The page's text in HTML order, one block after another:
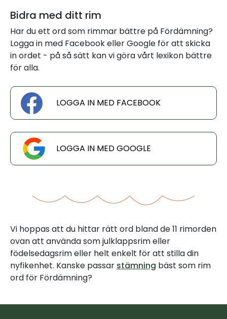
Bidra med ditt rim
Har du ett ord som rimmar bättre på Fördämning?
Logga in med Facebook eller Google för att skicka
in ordet - på så sätt kan vi göra vårt lexikon bättre
för alla.
LOGGA IN MED FACEBOOK
LOGGA IN MED GOOGLE
Vi hoppas att du hittar rätt ord bland de 11 rimorden
ovan att använda som julklappsrim eller
födelsedagsrim eller helt enkelt för att stilla din
nyfikenhet. Kanske passar stämning bäst som rim
ord för Fördämning?